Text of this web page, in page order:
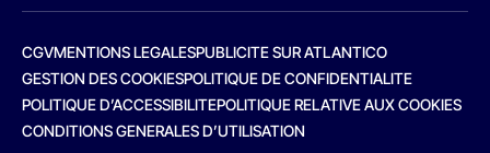
CGVMENTIONS LEGALESPUBLICITE SUR ATLANTICO
GESTION DES COOKIESPOLITIQUE DE CONFIDENTIALITE
POLITIQUE D’ACCESSIBILITEPOLITIQUE RELATIVE AUX COOKIES
CONDITIONS GENERALES D’UTILISATION